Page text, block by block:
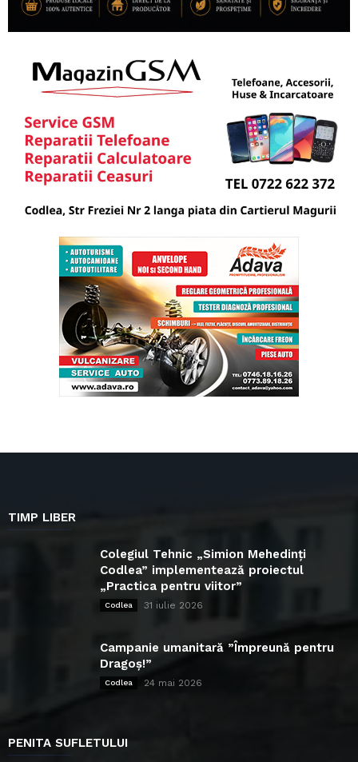
TIMP LIBER
Colegiul Tehnic „Simion Mehedinți
Codlea” implementează proiectul
„Practica pentru viitor”
Codlea 31 iulie 2026
Campanie umanitară ”Împreună pentru
Dragoș!”
Codlea 24 mai 2026
PENITA SUFLETULUI